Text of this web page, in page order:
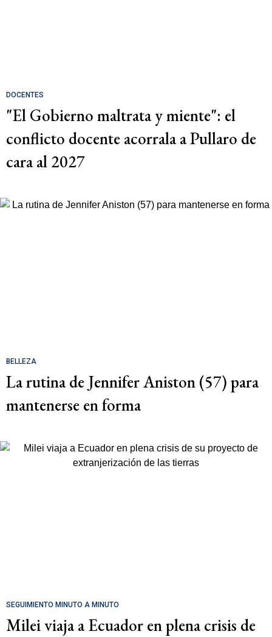
DOCENTES
"El Gobierno maltrata y miente": el
conflicto docente acorrala a Pullaro de
cara al 2027
BELLEZA
La rutina de Jennifer Aniston (57) para
mantenerse en forma
SEGUIMIENTO MINUTO A MINUTO
Milei viaja a Ecuador en plena crisis de